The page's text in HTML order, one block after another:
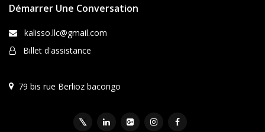
Démarrer Une Conversation
kalisso.llc@gmail.com
Billet d'assistance
79 bis rue Berlioz bacongo